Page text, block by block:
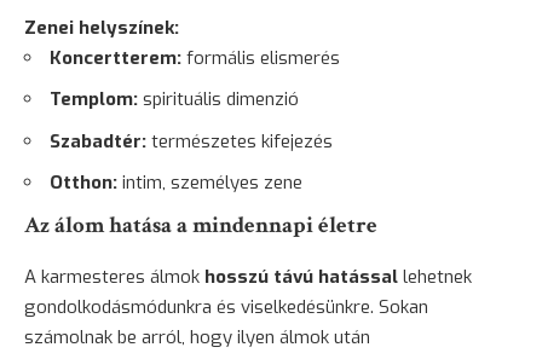
Zenei helyszínek:
Koncertterem: formális elismerés
Templom: spirituális dimenzió
Szabadtér: természetes kifejezés
Otthon: intim, személyes zene
Az álom hatása a mindennapi életre
A karmesteres álmok hosszú távú hatással lehetnek
gondolkodásmódunkra és viselkedésünkre. Sokan
számolnak be arról, hogy ilyen álmok után